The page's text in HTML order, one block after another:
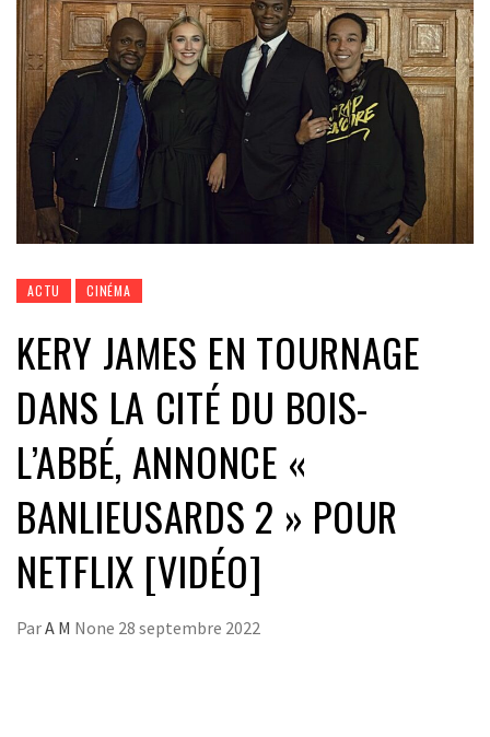
ACTU CINÉMA
KERY JAMES EN TOURNAGE
DANS LA CITÉ DU BOIS-
L’ABBÉ, ANNONCE «
BANLIEUSARDS 2 » POUR
NETFLIX [VIDÉO]
ParA M None 28 septembre 2022